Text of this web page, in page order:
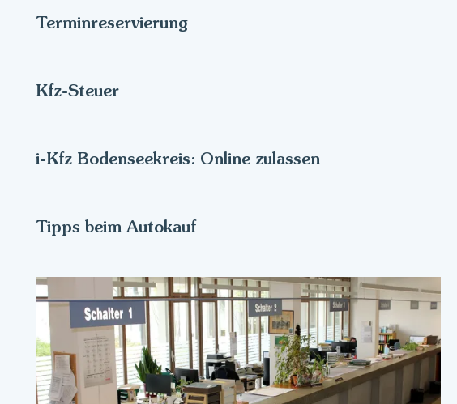
Terminreservierung
Kfz-Steuer
i-Kfz Bodenseekreis: Online zulassen
Tipps beim Autokauf